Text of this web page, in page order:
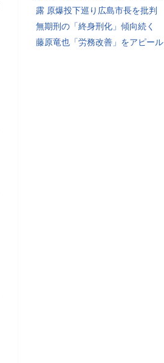
露 原爆投下巡り広島市長を批判
無期刑の「終身刑化」傾向続く
藤原竜也「労務改善」をアピール